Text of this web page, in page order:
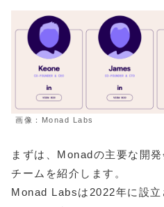
画像：Monad Labs
まずは、Monadの主要な開
チームを紹介します。
Monad Labsは2022年に設